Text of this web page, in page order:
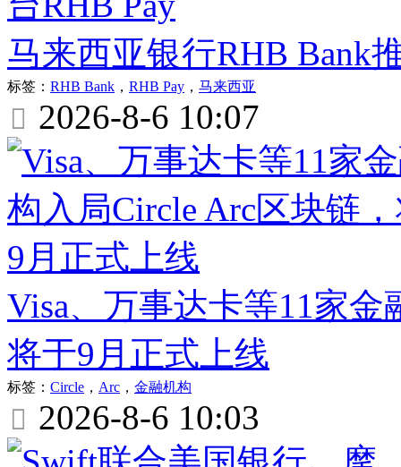
马来西亚银行RHB Bank
标签： RHB Bank ， RHB Pay ， 马来西亚
 2026-8-6 10:07
Visa、万事达卡等11家
将于9月正式上线
标签： Circle ， Arc ， 金融机构
 2026-8-6 10:03